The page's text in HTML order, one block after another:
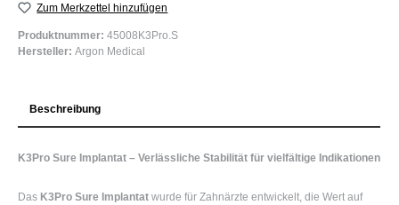
Zum Merkzettel hinzufügen
Produktnummer: 45008K3Pro.S
Hersteller: Argon Medical
Beschreibung
K3Pro Sure Implantat – Verlässliche Stabilität für vielfältige Indikationen
Das K3Pro Sure Implantat wurde für Zahnärzte entwickelt, die Wert auf